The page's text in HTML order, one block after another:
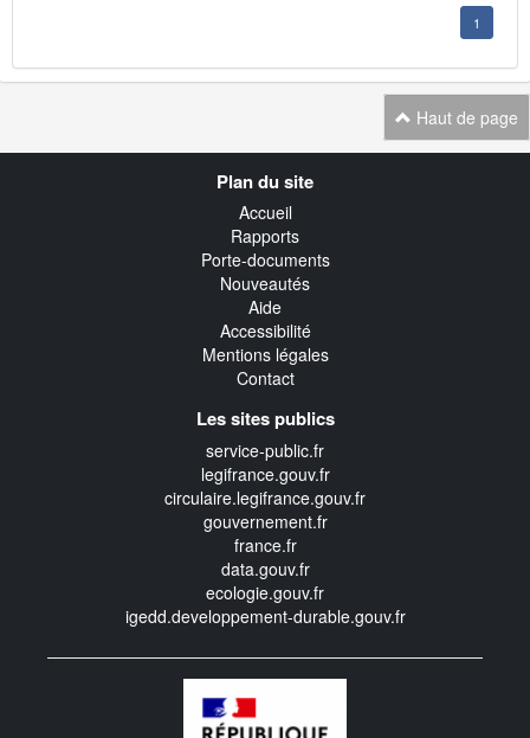
1
Haut de page
Plan du site
Accueil
Rapports
Porte-documents
Nouveautés
Aide
Accessibilité
Mentions légales
Contact
Les sites publics
service-public.fr
legifrance.gouv.fr
circulaire.legifrance.gouv.fr
gouvernement.fr
france.fr
data.gouv.fr
ecologie.gouv.fr
igedd.developpement-durable.gouv.fr